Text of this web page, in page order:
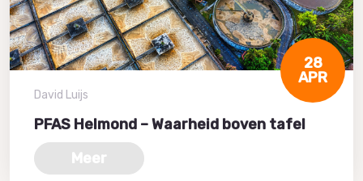
28
APR
David Luijs
PFAS Helmond – Waarheid boven tafel
Meer